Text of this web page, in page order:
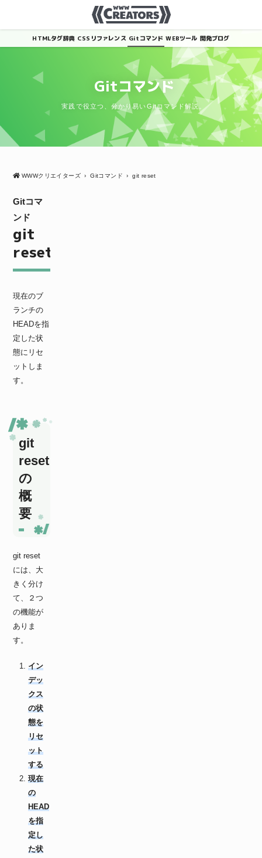
HTMLタグ辞典 CSSリファレンス Gitコマンド WEBツール 開発ブログ
Gitコマンド
実践で役立つ、分かり易いGitコマンド解説。
WWWクリエイターズ › Gitコマンド › git reset
Gitコマ
ンド
git
reset
現在のブ
ランチの
HEADを指
定した状
態にリセ
ットしま
す。
git
reset
の
概
要
git reset
には、大
きく分け
て、２つ
の機能が
ありま
す。
イン
デッ
クス
の状
態を
リセ
ット
する
現在
の
HEAD
を指
定し
た状